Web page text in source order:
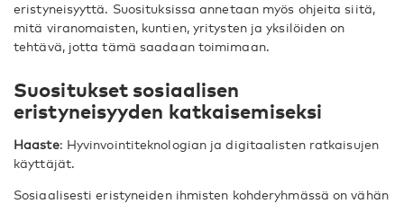
eristyneisyyttä. Suosituksissa annetaan myös ohjeita siitä,
mitä viranomaisten, kuntien, yritysten ja yksilöiden on
tehtävä, jotta tämä saadaan toimimaan.
Suositukset sosiaalisen
eristyneisyyden katkaisemiseksi
Haaste: Hyvinvointiteknologian ja digitaalisten ratkaisujen
käyttäjät.
Sosiaalisesti eristyneiden ihmisten kohderyhmässä on vähän